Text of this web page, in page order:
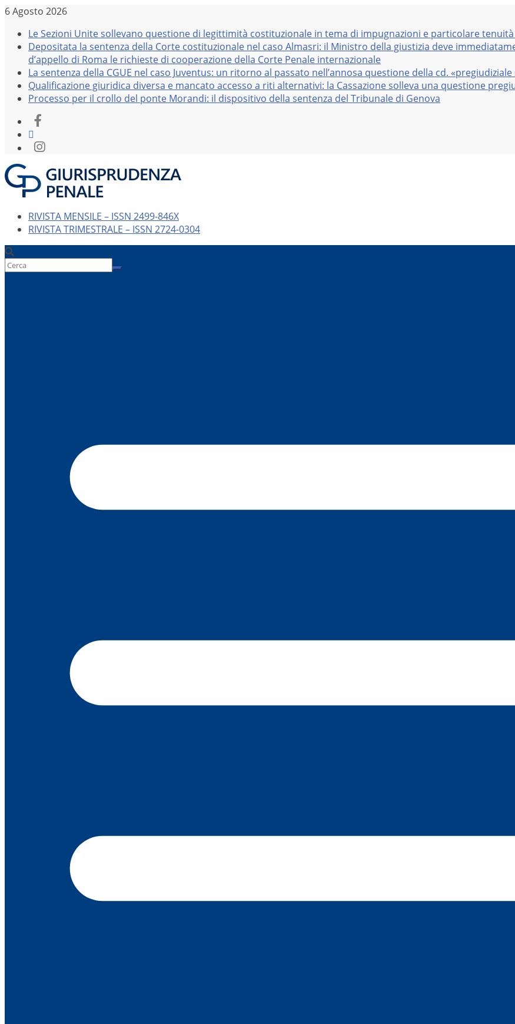
Salta
contenuto
6 Agosto 2026
Le Sezioni Unite sollevano questione di legittimità costituzionale in tema di impugnazioni e particolare
Depositata la sentenza della Corte costituzionale nel caso Almasri: il Ministro della giustizia deve
d’appello di Roma le richieste di cooperazione della Corte Penale internazionale
La sentenza della CGUE nel caso Juventus: un ritorno al passato nell’annosa questione della cd.
Qualificazione giuridica diversa e mancato accesso a riti alternativi: la Cassazione solleva una questione
Processo per il crollo del ponte Morandi: il dispositivo della sentenza del Tribunale di Genova
RIVISTA MENSILE – ISSN 2499-846X
RIVISTA TRIMESTRALE – ISSN 2724-0304